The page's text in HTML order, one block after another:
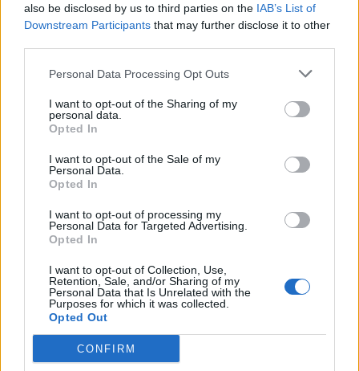
also be disclosed by us to third parties on the IAB’s List of
Downstream Participants that may further disclose it to other
Personal Data Processing Opt Outs
I want to opt-out of the Sharing of my
personal data.
Opted In
I want to opt-out of the Sale of my
Personal Data.
Opted In
I want to opt-out of processing my
Personal Data for Targeted Advertising.
Opted In
I want to opt-out of Collection, Use,
Retention, Sale, and/or Sharing of my
Personal Data that Is Unrelated with the
Purposes for which it was collected.
Opted Out
CONFIRM